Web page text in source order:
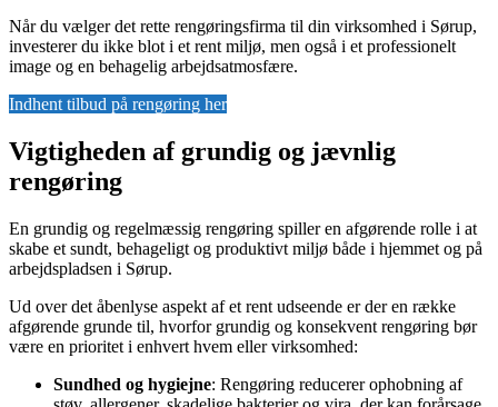
Når du vælger det rette rengøringsfirma til din virksomhed i Sørup,
investerer du ikke blot i et rent miljø, men også i et professionelt
image og en behagelig arbejdsatmosfære.
Indhent tilbud på rengøring her
Vigtigheden af grundig og jævnlig
rengøring
En grundig og regelmæssig rengøring spiller en afgørende rolle i at
skabe et sundt, behageligt og produktivt miljø både i hjemmet og på
arbejdspladsen i Sørup.
Ud over det åbenlyse aspekt af et rent udseende er der en række
afgørende grunde til, hvorfor grundig og konsekvent rengøring bør
være en prioritet i enhvert hvem eller virksomhed:
Sundhed og hygiejne: Rengøring reducerer ophobning af